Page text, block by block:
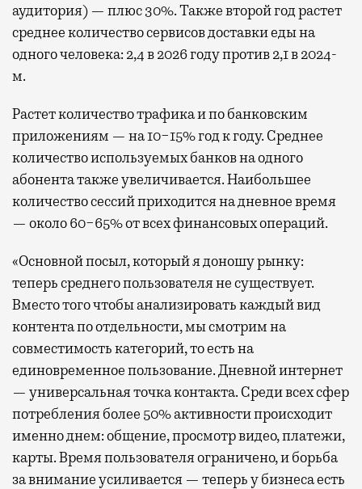
аудитория) — плюс 30%. Также второй год растет
среднее количество сервисов доставки еды на
одного человека: 2,4 в 2026 году против 2,1 в 2024-
м.
Растет количество трафика и по банковским
приложениям — на 10−15% год к году. Среднее
количество используемых банков на одного
абонента также увеличивается. Наибольшее
количество сессий приходится на дневное время
— около 60−65% от всех финансовых операций.
«Основной посыл, который я доношу рынку:
теперь среднего пользователя не существует.
Вместо того чтобы анализировать каждый вид
контента по отдельности, мы смотрим на
совместимость категорий, то есть на
единовременное пользование. Дневной интернет
— универсальная точка контакта. Среди всех сфер
потребления более 50% активности происходит
именно днем: общение, просмотр видео, платежи,
карты. Время пользователя ограничено, и борьба
за внимание усиливается — теперь у бизнеса есть